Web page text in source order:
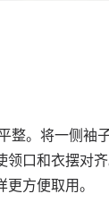
整。将一侧袖
口和衣摆对
方便取用。